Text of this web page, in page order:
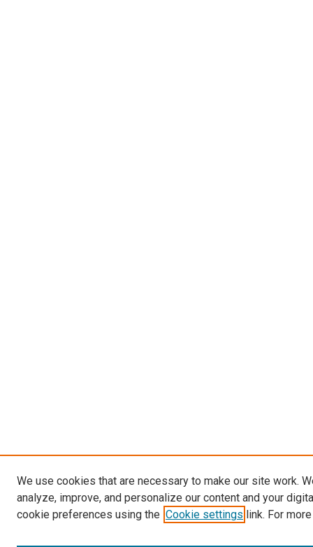
We use cookies that are necessary to make our site work.
analyze, improve, and personalize our content and your
cookie preferences using the Cookie settings link. For